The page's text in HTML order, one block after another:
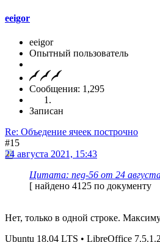
eeigor
eeigor
Опытный пользователь
Сообщения: 1,295
Записан
Re: Объедение ячеек построчно
#15
24 августа 2021, 15:43
Цитата: neg-56 от 24
[ найдено 4125 по документу
Нет, только в одной строке.
Ubuntu 18.04 LTS • LibreOffice